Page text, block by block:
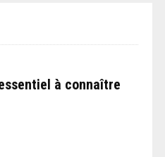
à connaître